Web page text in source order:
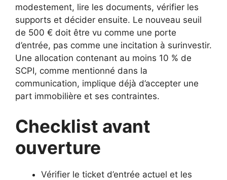
modestement, lire les documents, vérifier les
supports et décider ensuite. Le nouveau seuil
de 500 € doit être vu comme une porte
d’entrée, pas comme une incitation à surinvestir.
Une allocation contenant au moins 10 % de
SCPI, comme mentionné dans la
communication, implique déjà d’accepter une
part immobilière et ses contraintes.
Checklist avant
ouverture
Vérifier le ticket d’entrée actuel et les